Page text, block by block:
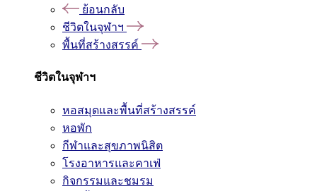
ย้อนกลับ
ชีวิตในจุฬาฯ
พื้นที่สร้างสรรค์
ชีวิตในจุฬาฯ
หอสมุดและพื้นที่สร้างสรรค์
หอพัก
กีฬาและสุขภาพนิสิต
โรงอาหารและคาเฟ่
กิจกรรมและชมรม